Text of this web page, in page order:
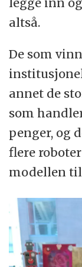
altså.
De som
annet de
som
penger, og
flere
modellen til